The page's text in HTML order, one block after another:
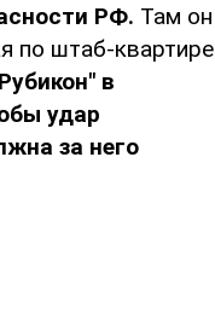
РФ. Там он
по штаб-квартире
в
удар
за него